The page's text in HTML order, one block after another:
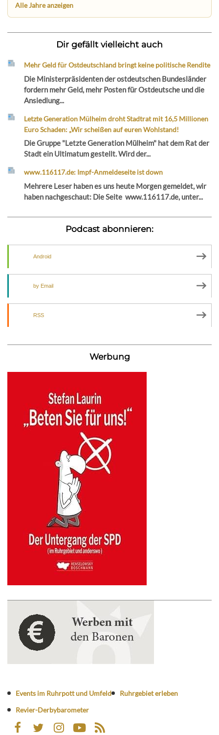
Alle Jahre anzeigen
Dir gefällt vielleicht auch
Mehr Geld für Ostdeutschland bringt keine politische Rendite
Die Ministerpräsidenten der ostdeutschen Bundesländer
fordern mehr Geld, mehr Posten für Ostdeutsche und die
Ansiedlung...
Letzte Generation Mülheim droht Stadtrat mit 16,5 Millionen
Euro Schaden: „Wir scheißen auf euren Wohlstand!
Die Gruppe "Letzte Generation Mülheim" hat dem Rat der
Stadt ein Ultimatum gestellt. Wird der...
www.116117.de: Impf-Anmeldeseite ist down
Mehrere Leser haben es uns heute Morgen gemeldet, wir
haben nachgeschaut: Die Seite www.116117.de, unter...
Podcast abonnieren:
Android
by Email
RSS
Werbung
Events im Ruhrpott und Umfeld
Ruhrgebiet erleben
Revier-Derbybarometer